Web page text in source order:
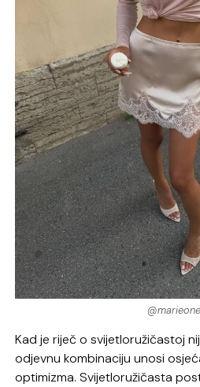
Kad je riječ o svijetloružičastoj
odjevnu kombinaciju unosi
optimizma. Svijetloružičasta